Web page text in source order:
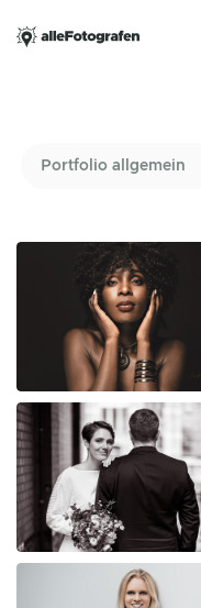
Portfolio allgemein